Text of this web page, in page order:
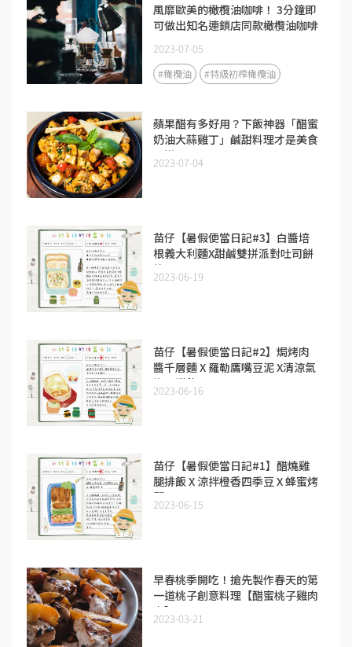
風靡歐美的橄欖油咖啡！ 3分鐘即
可做出知名連鎖店同款橄欖油咖啡
2023-07-05
#橄欖油 #特級初榨橄欖油
蘋果醋有多好用？下飯神器「醋蜜
奶油大蒜雞丁」鹹甜料理才是美食
王道！
2023-07-04
苗仔【暑假便當日記#3】白醬培
根義大利麵X甜鹹雙拼派對吐司餅
乾
2023-06-19
苗仔【暑假便當日記#2】焗烤肉
醬千層麵 X 羅勒鷹嘴豆泥 X清涼氣
泡果醋飲
2023-06-16
苗仔【暑假便當日記#1】醋燒雞
腿排飯 X 涼拌橙香四季豆 X 蜂蜜烤
堅果
2023-06-15
早春桃季開吃！搶先製作春天的第
一道桃子創意料理【醋蜜桃子雞肉
串】！
2023-03-21